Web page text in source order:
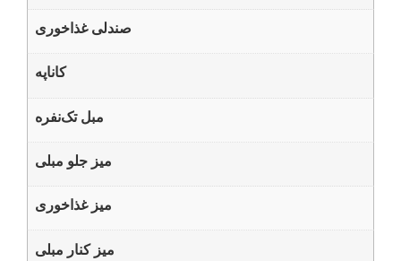
صندلی غذاخوری
کاناپه
مبل تک‌نفره
میز جلو‌ مبلی
میز غذاخوری
میز کنار مبلی